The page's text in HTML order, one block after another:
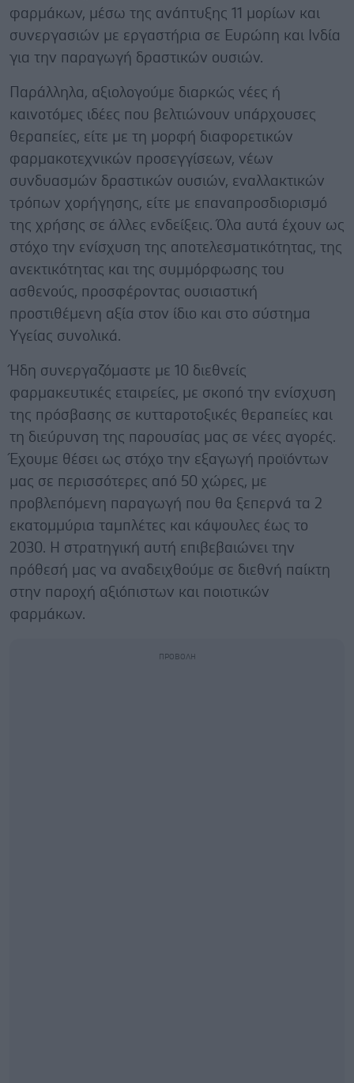
φαρμάκων, μέσω της ανάπτυξης 11 μορίων και
συνεργασιών με εργαστήρια σε Ευρώπη και Ινδία
για την παραγωγή δραστικών ουσιών.
Παράλληλα, αξιολογούμε διαρκώς νέες ή
καινοτόμες ιδέες που βελτιώνουν υπάρχουσες
θεραπείες, είτε με τη μορφή διαφορετικών
φαρμακοτεχνικών προσεγγίσεων, νέων
συνδυασμών δραστικών ουσιών, εναλλακτικών
τρόπων χορήγησης, είτε με επαναπροσδιορισμό
της χρήσης σε άλλες ενδείξεις. Όλα αυτά έχουν ως
στόχο την ενίσχυση της αποτελεσματικότητας, της
ανεκτικότητας και της συμμόρφωσης του
ασθενούς, προσφέροντας ουσιαστική
προστιθέμενη αξία στον ίδιο και στο σύστημα
Υγείας συνολικά.
Ήδη συνεργαζόμαστε με 10 διεθνείς
φαρμακευτικές εταιρείες, με σκοπό την ενίσχυση
της πρόσβασης σε κυτταροτοξικές θεραπείες και
τη διεύρυνση της παρουσίας μας σε νέες αγορές.
Έχουμε θέσει ως στόχο την εξαγωγή προϊόντων
μας σε περισσότερες από 50 χώρες, με
προβλεπόμενη παραγωγή που θα ξεπερνά τα 2
εκατομμύρια ταμπλέτες και κάψουλες έως το
2030. Η στρατηγική αυτή επιβεβαιώνει την
πρόθεσή μας να αναδειχθούμε σε διεθνή παίκτη
στην παροχή αξιόπιστων και ποιοτικών
φαρμάκων.